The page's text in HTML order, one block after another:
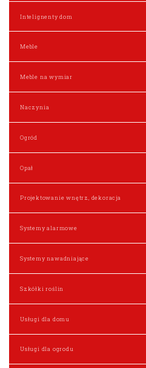
Intelignenty dom
Meble
Meble na wymiar
Naczynia
Ogród
Opał
Projektowanie wnętrz, dekoracja
Systemy alarmowe
Systemy nawadniające
Szkółki roślin
Usługi dla domu
Usługi dla ogrodu